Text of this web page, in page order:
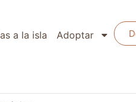
a la isla Adoptar
electrónico utilizada para
de seguridad en tu